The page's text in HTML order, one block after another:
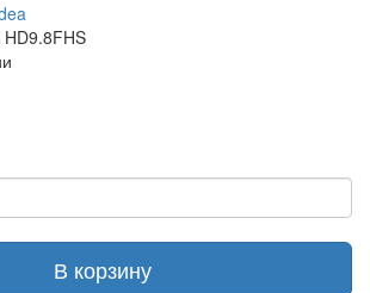
HD9.8FHS
В корзину